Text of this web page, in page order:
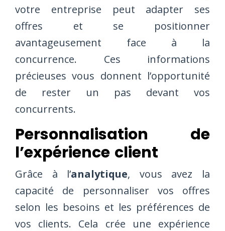
votre entreprise peut adapter ses
offres et se positionner
avantageusement face à la
concurrence. Ces informations
précieuses vous donnent l’opportunité
de rester un pas devant vos
concurrents.
Personnalisation de
l’expérience client
Grâce à l’analytique, vous avez la
capacité de personnaliser vos offres
selon les besoins et les préférences de
vos clients. Cela crée une expérience